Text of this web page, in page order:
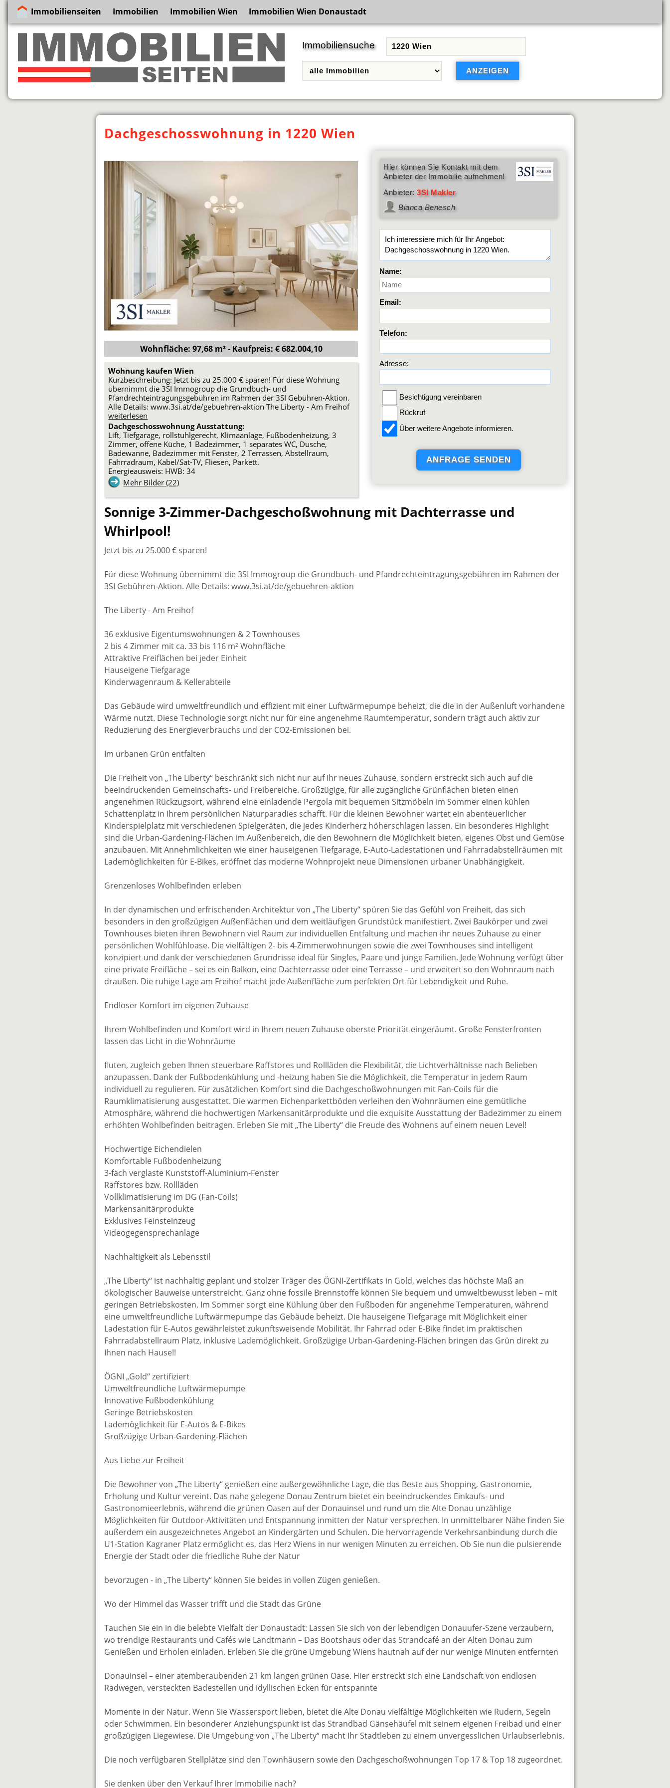
Immobilienseiten Immobilien Immobilien Wien Immobilien Wien Donaustadt
Immobiliensuche
Dachgeschosswohnung in 1220 Wien
Wohnfläche: 97,68 m² - Kaufpreis: € 682.004,10
Wohnung kaufen Wien
Kurzbeschreibung: Jetzt bis zu 25.000 € sparen! Für diese Wohnung
übernimmt die 3SI Immogroup die Grundbuch- und
Pfandrechteintragungsgebühren im Rahmen der 3SI Gebühren-Aktion.
Alle Details: www.3si.at/de/gebuehren-aktion The Liberty - Am Freihof
weiterlesen
Dachgeschosswohnung Ausstattung:
Lift, Tiefgarage, rollstuhlgerecht, Klimaanlage, Fußbodenheizung, 3
Zimmer, offene Küche, 1 Badezimmer, 1 separates WC, Dusche,
Badewanne, Badezimmer mit Fenster, 2 Terrassen, Abstellraum,
Fahrradraum, Kabel/Sat-TV, Fliesen, Parkett.
Energieausweis: HWB: 34
Mehr Bilder (22)
Hier können Sie Kontakt mit dem
Anbieter der Immobilie aufnehmen!
Anbieter:3SI Makler
Bianca Benesch
Name:
Email:
Telefon:
Adresse:
Besichtigung vereinbaren
Rückruf
Über weitere Angebote informieren.
Sonnige 3-Zimmer-Dachgeschoßwohnung mit Dachterrasse und
Whirlpool!
Jetzt bis zu 25.000 € sparen!
Für diese Wohnung übernimmt die 3SI Immogroup die Grundbuch- und Pfandrechteintragungsgebühren im Rahmen der
3SI Gebühren-Aktion. Alle Details: www.3si.at/de/gebuehren-aktion
The Liberty - Am Freihof
36 exklusive Eigentumswohnungen & 2 Townhouses
2 bis 4 Zimmer mit ca. 33 bis 116 m² Wohnfläche
Attraktive Freiflächen bei jeder Einheit
Hauseigene Tiefgarage
Kinderwagenraum & Kellerabteile
Das Gebäude wird umweltfreundlich und effizient mit einer Luftwärmepumpe beheizt, die die in der Außenluft vorhandene
Wärme nutzt. Diese Technologie sorgt nicht nur für eine angenehme Raumtemperatur, sondern trägt auch aktiv zur
Reduzierung des Energieverbrauchs und der CO2-Emissionen bei.
Im urbanen Grün entfalten
Die Freiheit von „The Liberty“ beschränkt sich nicht nur auf Ihr neues Zuhause, sondern erstreckt sich auch auf die
beeindruckenden Gemeinschafts- und Freibereiche. Großzügige, für alle zugängliche Grünflächen bieten einen
angenehmen Rückzugsort, während eine einladende Pergola mit bequemen Sitzmöbeln im Sommer einen kühlen
Schattenplatz in Ihrem persönlichen Naturparadies schafft. Für die kleinen Bewohner wartet ein abenteuerlicher
Kinderspielplatz mit verschiedenen Spielgeräten, die jedes Kinderherz höherschlagen lassen. Ein besonderes Highlight
sind die Urban-Gardening-Flächen im Außenbereich, die den Bewohnern die Möglichkeit bieten, eigenes Obst und Gemüse
anzubauen. Mit Annehmlichkeiten wie einer hauseigenen Tiefgarage, E-Auto-Ladestationen und Fahrradabstellräumen mit
Lademöglichkeiten für E-Bikes, eröffnet das moderne Wohnprojekt neue Dimensionen urbaner Unabhängigkeit.
Grenzenloses Wohlbefinden erleben
In der dynamischen und erfrischenden Architektur von „The Liberty“ spüren Sie das Gefühl von Freiheit, das sich
besonders in den großzügigen Außenflächen und dem weitläufigen Grundstück manifestiert. Zwei Baukörper und zwei
Townhouses bieten ihren Bewohnern viel Raum zur individuellen Entfaltung und machen ihr neues Zuhause zu einer
persönlichen Wohlfühloase. Die vielfältigen 2- bis 4-Zimmerwohnungen sowie die zwei Townhouses sind intelligent
konzipiert und dank der verschiedenen Grundrisse ideal für Singles, Paare und junge Familien. Jede Wohnung verfügt über
eine private Freifläche – sei es ein Balkon, eine Dachterrasse oder eine Terrasse – und erweitert so den Wohnraum nach
draußen. Die ruhige Lage am Freihof macht jede Außenfläche zum perfekten Ort für Lebendigkeit und Ruhe.
Endloser Komfort im eigenen Zuhause
Ihrem Wohlbefinden und Komfort wird in Ihrem neuen Zuhause oberste Priorität eingeräumt. Große Fensterfronten
lassen das Licht in die Wohnräume
fluten, zugleich geben Ihnen steuerbare Raffstores und Rollläden die Flexibilität, die Lichtverhältnisse nach Belieben
anzupassen. Dank der Fußbodenkühlung und -heizung haben Sie die Möglichkeit, die Temperatur in jedem Raum
individuell zu regulieren. Für zusätzlichen Komfort sind die Dachgeschoßwohnungen mit Fan-Coils für die
Raumklimatisierung ausgestattet. Die warmen Eichenparkettböden verleihen den Wohnräumen eine gemütliche
Atmosphäre, während die hochwertigen Markensanitärprodukte und die exquisite Ausstattung der Badezimmer zu einem
erhöhten Wohlbefinden beitragen. Erleben Sie mit „The Liberty“ die Freude des Wohnens auf einem neuen Level!
Hochwertige Eichendielen
Komfortable Fußbodenheizung
3-fach verglaste Kunststoff-Aluminium-Fenster
Raffstores bzw. Rollläden
Vollklimatisierung im DG (Fan-Coils)
Markensanitärprodukte
Exklusives Feinsteinzeug
Videogegensprechanlage
Nachhaltigkeit als Lebensstil
„The Liberty“ ist nachhaltig geplant und stolzer Träger des ÖGNI-Zertifikats in Gold, welches das höchste Maß an
ökologischer Bauweise unterstreicht. Ganz ohne fossile Brennstoffe können Sie bequem und umweltbewusst leben – mit
geringen Betriebskosten. Im Sommer sorgt eine Kühlung über den Fußboden für angenehme Temperaturen, während
eine umweltfreundliche Luftwärmepumpe das Gebäude beheizt. Die hauseigene Tiefgarage mit Möglichkeit einer
Ladestation für E-Autos gewährleistet zukunftsweisende Mobilität. Ihr Fahrrad oder E-Bike findet im praktischen
Fahrradabstellraum Platz, inklusive Lademöglichkeit. Großzügige Urban-Gardening-Flächen bringen das Grün direkt zu
Ihnen nach Hause!!
ÖGNI „Gold“ zertifiziert
Umweltfreundliche Luftwärmepumpe
Innovative Fußbodenkühlung
Geringe Betriebskosten
Lademöglichkeit für E-Autos & E-Bikes
Großzügige Urban-Gardening-Flächen
Aus Liebe zur Freiheit
Die Bewohner von „The Liberty“ genießen eine außergewöhnliche Lage, die das Beste aus Shopping, Gastronomie,
Erholung und Kultur vereint. Das nahe gelegene Donau Zentrum bietet ein beeindruckendes Einkaufs- und
Gastronomieerlebnis, während die grünen Oasen auf der Donauinsel und rund um die Alte Donau unzählige
Möglichkeiten für Outdoor-Aktivitäten und Entspannung inmitten der Natur versprechen. In unmittelbarer Nähe finden Sie
außerdem ein ausgezeichnetes Angebot an Kindergärten und Schulen. Die hervorragende Verkehrsanbindung durch die
U1-Station Kagraner Platz ermöglicht es, das Herz Wiens in nur wenigen Minuten zu erreichen. Ob Sie nun die pulsierende
Energie der Stadt oder die friedliche Ruhe der Natur
bevorzugen - in „The Liberty“ können Sie beides in vollen Zügen genießen.
Wo der Himmel das Wasser trifft und die Stadt das Grüne
Tauchen Sie ein in die belebte Vielfalt der Donaustadt: Lassen Sie sich von der lebendigen Donauufer-Szene verzaubern,
wo trendige Restaurants und Cafés wie Landtmann – Das Bootshaus oder das Strandcafé an der Alten Donau zum
Genießen und Erholen einladen. Erleben Sie die grüne Umgebung Wiens hautnah auf der nur wenige Minuten entfernten
Donauinsel – einer atemberaubenden 21 km langen grünen Oase. Hier erstreckt sich eine Landschaft von endlosen
Radwegen, versteckten Badestellen und idyllischen Ecken für entspannte
Momente in der Natur. Wenn Sie Wassersport lieben, bietet die Alte Donau vielfältige Möglichkeiten wie Rudern, Segeln
oder Schwimmen. Ein besonderer Anziehungspunkt ist das Strandbad Gänsehäufel mit seinem eigenen Freibad und einer
großzügigen Liegewiese. Die Umgebung von „The Liberty“ macht Ihr Stadtleben zu einem unvergesslichen Urlaubserlebnis.
Die noch verfügbaren Stellplätze sind den Townhäusern sowie den Dachgeschoßwohnungen Top 17 & Top 18 zugeordnet.
Sie denken über den Verkauf Ihrer Immobilie nach?